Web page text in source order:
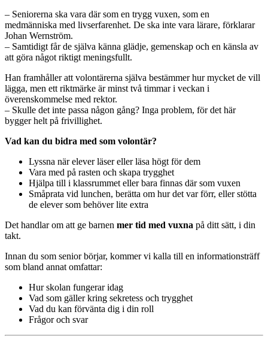
– Seniorerna ska vara där som en trygg vuxen, som en
medmänniska med livserfarenhet. De ska inte vara lärare, förklarar
Johan Wernström.
– Samtidigt får de själva känna glädje, gemenskap och en känsla av
att göra något riktigt meningsfullt.
Han framhåller att volontärerna själva bestämmer hur mycket de vill
lägga, men ett riktmärke är minst två timmar i veckan i
överenskommelse med rektor.
– Skulle det inte passa någon gång? Inga problem, för det här
bygger helt på frivillighet.
Vad kan du bidra med som volontär?
Lyssna när elever läser eller läsa högt för dem
Vara med på rasten och skapa trygghet
Hjälpa till i klassrummet eller bara finnas där som vuxen
Småprata vid lunchen, berätta om hur det var förr, eller stötta
de elever som behöver lite extra
Det handlar om att ge barnen mer tid med vuxna på ditt sätt, i din
takt.
Innan du som senior börjar, kommer vi kalla till en informationsträff
som bland annat omfattar:
Hur skolan fungerar idag
Vad som gäller kring sekretess och trygghet
Vad du kan förvänta dig i din roll
Frågor och svar